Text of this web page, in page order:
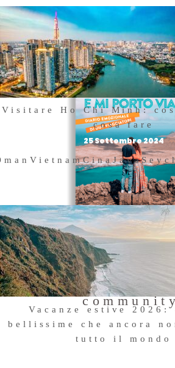
Visitare Ho Chi Minh:
cosa fare
25 Settembre 2024
VietnamCinaJava
Vacanze estive 2026:
bellissime che ancora
tutto il mondo
Acquista il
nostro
Entra a far
parte